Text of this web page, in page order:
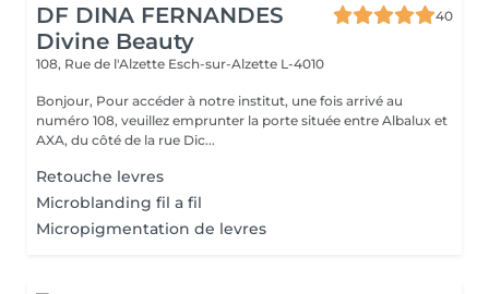
DF DINA FERNANDES
Divine Beauty
40
108, Rue de l'Alzette Esch-sur-Alzette L-4010
Bonjour, Pour accéder à notre institut, une fois arrivé au
numéro 108, veuillez emprunter la porte située entre Albalux et
AXA, du côté de la rue Dic...
Retouche levres
Microblanding fil a fil
Micropigmentation de levres